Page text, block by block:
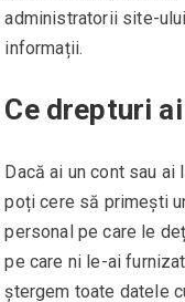
administratorii site-
informații.
Ce drepturi
Dacă ai un cont sau
poți cere să primești
personal pe care le
pe care ni le-ai
ștergem toate datele